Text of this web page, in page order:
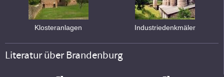
Klosteranlagen Industriedenkmäler
Literatur über Brandenburg